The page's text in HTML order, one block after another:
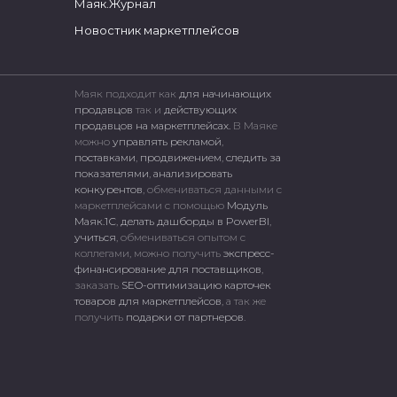
Маяк.Журнал
Новостник маркетплейсов
Маяк подходит как для начинающих
продавцов так и действующих
продавцов на маркетплейсах. В Маяке
можно управлять рекламой
поставками продвижением следить за
показателями анализировать
конкурентов , обмениваться данными с
маркетплейсами c помощью Модуль
Маяк.1С делать дашборды в PowerBI
учиться , обмениваться опытом с
коллегами, можно получить экспресс-
финансирование для поставщиков
заказать SEO-оптимизацию карточек
товаров для маркетплейсов , а так же
получить подарки от партнеров